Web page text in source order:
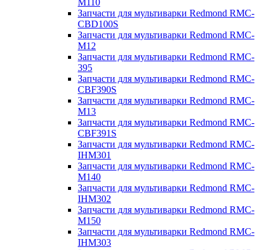
M110
Запчасти для мультиварки Redmond RMC-
CBD100S
Запчасти для мультиварки Redmond RMC-
M12
Запчасти для мультиварки Redmond RMC-
395
Запчасти для мультиварки Redmond RMC-
CBF390S
Запчасти для мультиварки Redmond RMC-
M13
Запчасти для мультиварки Redmond RMC-
CBF391S
Запчасти для мультиварки Redmond RMC-
IHM301
Запчасти для мультиварки Redmond RMC-
M140
Запчасти для мультиварки Redmond RMC-
IHM302
Запчасти для мультиварки Redmond RMC-
M150
Запчасти для мультиварки Redmond RMC-
IHM303